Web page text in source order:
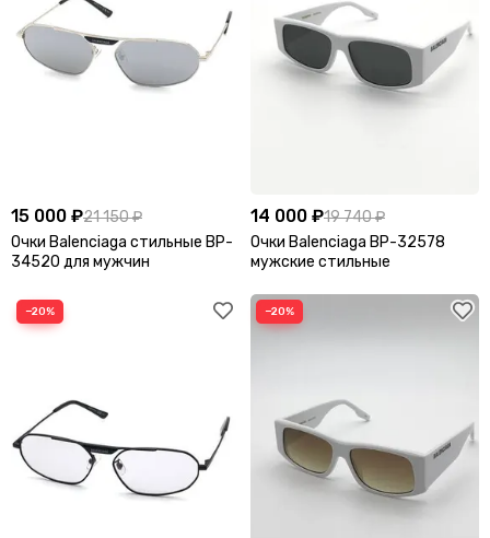
15 000 ₽21 150 ₽
Очки Balenciaga стильные BP-
34520 для мужчин
14 000 ₽19 740 ₽
Очки Balenciaga BP-32578
мужские стильные
−20% −20%